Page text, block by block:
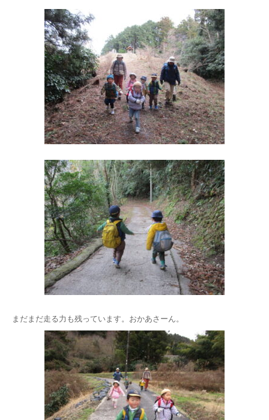
まだまだ走る力も残っています。おかあさーん。